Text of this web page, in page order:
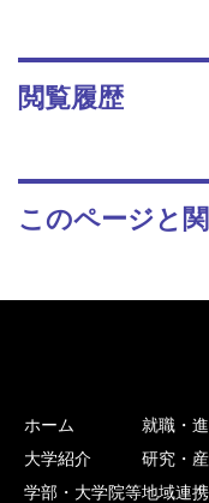
閲覧履歴
このページと
ホーム
大学紹介
学部・大学院等
就職・
研究・
地域連携